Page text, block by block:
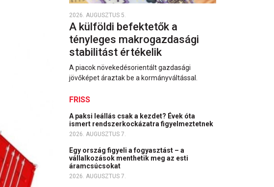
2026. AUGUSZTUS 5.
A külföldi befektetők a
tényleges makrogazdasági
stabilitást értékelik
A piacok növekedésorientált gazdasági
jövőképet áraztak be a kormányváltással.
FRISS
A paksi leállás csak a kezdet? Évek óta
ismert rendszerkockázatra figyelmeztetnek
2026. AUGUSZTUS 7.
Egy ország figyeli a fogyasztást – a
vállalkozások menthetik meg az esti
áramcsúcsokat
2026. AUGUSZTUS 7.